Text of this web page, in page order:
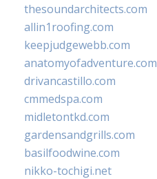
thesoundarchitects.com
allin1roofing.com
keepjudgewebb.com
anatomyofadventure.com
drivancastillo.com
cmmedspa.com
midletontkd.com
gardensandgrills.com
basilfoodwine.com
nikko-tochigi.net